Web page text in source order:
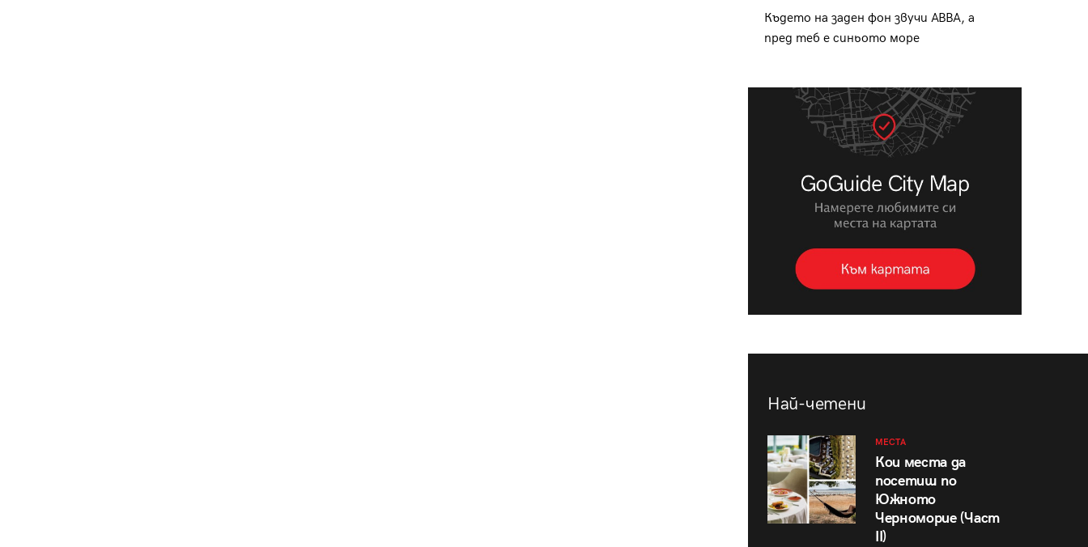
Където на заден фон звучи ABBA, а
пред теб е синьото море
Най-четени
МЕСТА
Кои места да
посетиш по
Южното
Черноморие (Част
II)